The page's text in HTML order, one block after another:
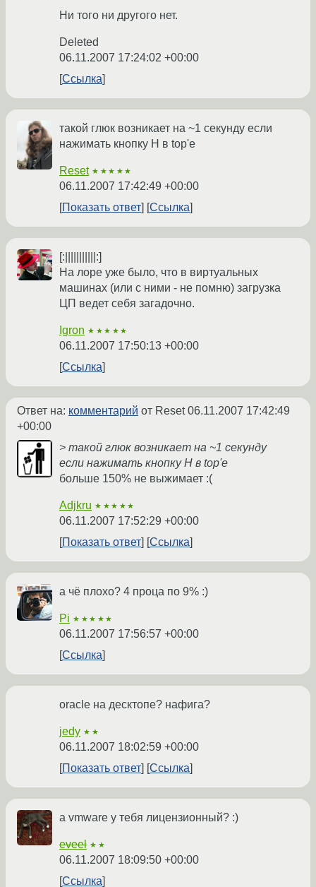
Ни того ни другого нет.
Deleted
06.11.2007 17:24:02 +00:00
Ссылка
такой глюк возникает на ~1 секунду если
нажимать кнопку H в top'е
Reset ★★★★★
06.11.2007 17:42:49 +00:00
Показать ответ
Ссылка
[:|||||||||||:]
На лоре уже было, что в виртуальных
машинах (или с ними - не помню) загрузка
ЦП ведет себя загадочно.
Igron ★★★★★
06.11.2007 17:50:13 +00:00
Ссылка
Ответ на: комментарий от Reset06.11.2007 17:42:49
+00:00
> такой глюк возникает на ~1 секунду
если нажимать кнопку H в top'е
больше 150% не выжимает :(
Adjkru ★★★★★
06.11.2007 17:52:29 +00:00
Показать ответ
Ссылка
а чё плохо? 4 проца по 9% :)
Pi ★★★★★
06.11.2007 17:56:57 +00:00
Ссылка
oracle на десктопе? нафига?
jedy ★★
06.11.2007 18:02:59 +00:00
Показать ответ
Ссылка
а vmware у тебя лицензионный? :)
eveel ★★
06.11.2007 18:09:50 +00:00
Ссылка